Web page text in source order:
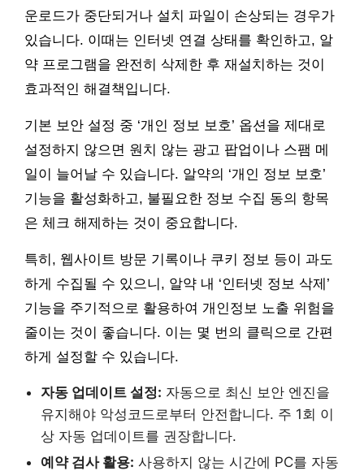
운로드가 중단되거나 설치 파일이 손상되는 경우가
있습니다. 이때는 인터넷 연결 상태를 확인하고, 알
약 프로그램을 완전히 삭제한 후 재설치하는 것이
효과적인 해결책입니다.
기본 보안 설정 중 ‘개인 정보 보호’ 옵션을 제대로
설정하지 않으면 원치 않는 광고 팝업이나 스팸 메
일이 늘어날 수 있습니다. 알약의 ‘개인 정보 보호’
기능을 활성화하고, 불필요한 정보 수집 동의 항목
은 체크 해제하는 것이 중요합니다.
특히, 웹사이트 방문 기록이나 쿠키 정보 등이 과도
하게 수집될 수 있으니, 알약 내 ‘인터넷 정보 삭제’
기능을 주기적으로 활용하여 개인정보 노출 위험을
줄이는 것이 좋습니다. 이는 몇 번의 클릭으로 간편
하게 설정할 수 있습니다.
자동 업데이트 설정: 자동으로 최신 보안 엔진을
유지해야 악성코드로부터 안전합니다. 주 1회 이
상 자동 업데이트를 권장합니다.
예약 검사 활용: 사용하지 않는 시간에 PC를 자동